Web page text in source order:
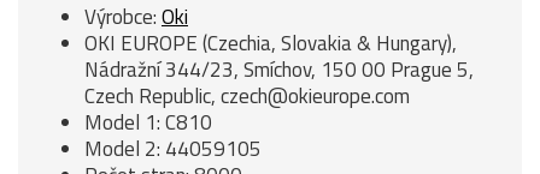
Výrobce:Oki
OKI EUROPE (Czechia, Slovakia & Hungary),
Nádražní 344/23, Smíchov, 150 00 Prague 5,
Czech Republic, czech@okieurope.com
Model 1: C810
Model 2: 44059105